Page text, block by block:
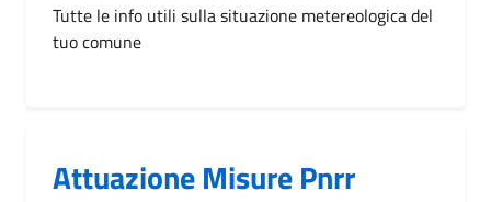
Tutte le info utili sulla situazione metereologica del
tuo comune
Attuazione Misure Pnrr